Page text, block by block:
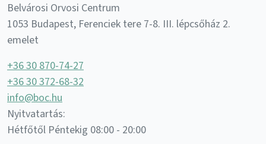
Belvárosi Orvosi Centrum
1053 Budapest, Ferenciek tere 7-8. III. lépcsőház 2.
emelet
+36 30 870-74-27
+36 30 372-68-32
info@boc.hu
Nyitvatartás:
Hétfőtől Péntekig 08:00 - 20:00